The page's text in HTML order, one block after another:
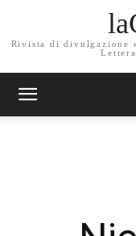
Rivista di divulgazione